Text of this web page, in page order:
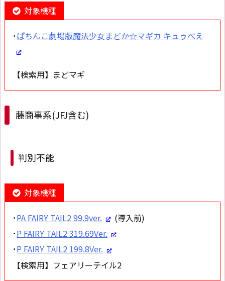
対象機種
･ぱちんこ劇場版魔法少女まどか☆マギカ キュゥべえ
【検索用】まどマギ
藤商事系(JFJ含む)
判別不能
対象機種
･PA FAIRY TAIL2 99.9ver.
(導入前)
･P FAIRY TAIL2 319.69Ver.
･P FAIRY TAIL2 199.8Ver.
【検索用】フェアリーテイル2